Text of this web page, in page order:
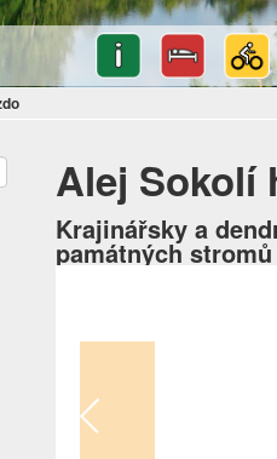
Alej Sokolí
Krajinářsky a
památných